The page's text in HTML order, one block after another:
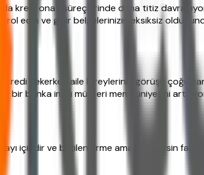
kredi onay süreçlerinde daha titiz
edin ve gelir belgelerinizin eksiksiz
kredi çekerken aile bireylerinin görüşü çoğu
bir banka imajı müşteri memnuniyetini
içindir ve bilgilendirme amaçlıdır. Kesin faiz